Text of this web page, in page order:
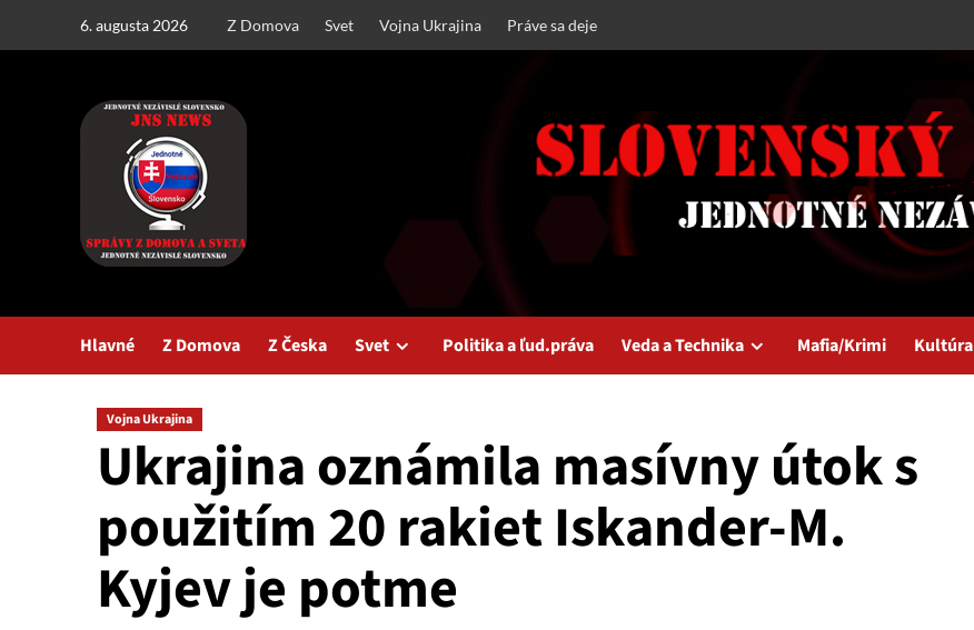
6. augusta 2026 Z Domova Svet Vojna Ukrajina Práve sa deje
Hlavné Z Domova Z Česka Svet Politika a ľud.práva Veda a Technika Mafia/Krimi Kultúra
Vojna Ukrajina
Ukrajina oznámila masívny útok s
použitím 20 rakiet Iskander-M.
Kyjev je potme